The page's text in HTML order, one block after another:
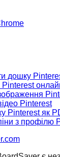
дошку
Pinterest
Pinterest як
з профілю